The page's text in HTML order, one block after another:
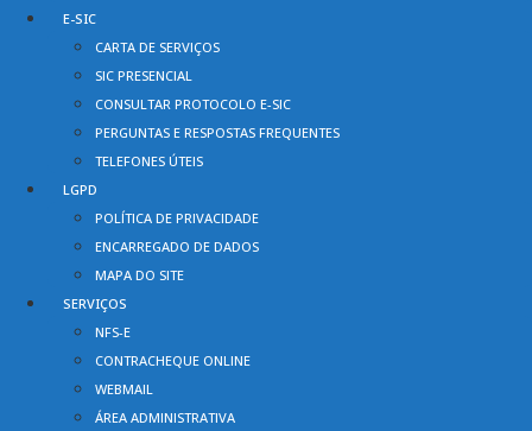
E-SIC
CARTA DE SERVIÇOS
SIC PRESENCIAL
CONSULTAR PROTOCOLO E-SIC
PERGUNTAS E RESPOSTAS FREQUENTES
TELEFONES ÚTEIS
LGPD
POLÍTICA DE PRIVACIDADE
ENCARREGADO DE DADOS
MAPA DO SITE
SERVIÇOS
NFS-E
CONTRACHEQUE ONLINE
WEBMAIL
ÁREA ADMINISTRATIVA